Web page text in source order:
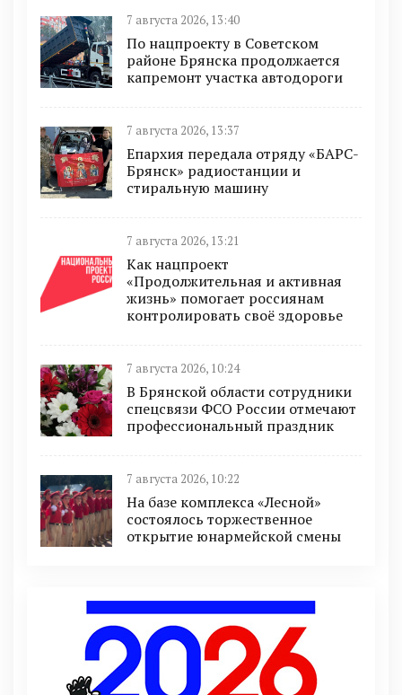
7 августа 2026, 13:40
По нацпроекту в Советском
районе Брянска продолжается
капремонт участка автодороги
7 августа 2026, 13:37
Епархия передала отряду «БАРС-
Брянск» радиостанции и
стиральную машину
7 августа 2026, 13:21
Как нацпроект
«Продолжительная и активная
жизнь» помогает россиянам
контролировать своё здоровье
7 августа 2026, 10:24
В Брянской области сотрудники
спецсвязи ФСО России отмечают
профессиональный праздник
7 августа 2026, 10:22
На базе комплекса «Лесной»
состоялось торжественное
открытие юнармейской смены